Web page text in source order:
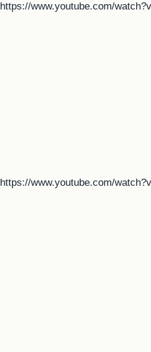
https://www.youtube.com/
https://www.youtube.com/